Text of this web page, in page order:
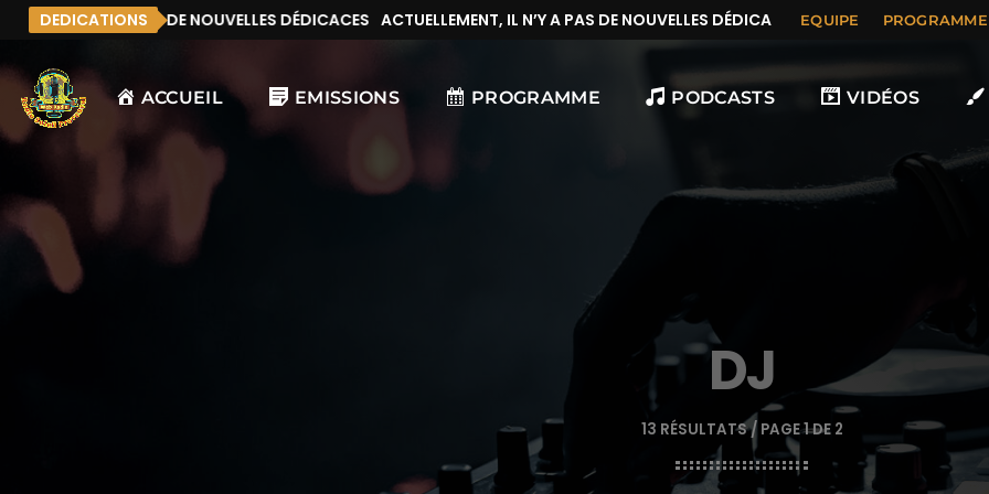
DEDICATIONS
IL N’Y A PAS DE NOUVELLES DÉDICACES ACTUELLEMENT, IL N’Y A PAS DE NOUVELLES DÉDICACES EQUIPE PROGRAMME
ACCUEIL EMISSIONS PROGRAMME PODCASTS VIDÉOS
DJ
13 RÉSULTATS / PAGE 1 DE 2